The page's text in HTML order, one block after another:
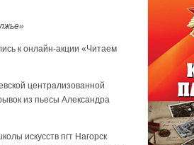
к онлайн-акции «Читаем
централизованной
из пьесы Александра
искусств пгт Нагорск